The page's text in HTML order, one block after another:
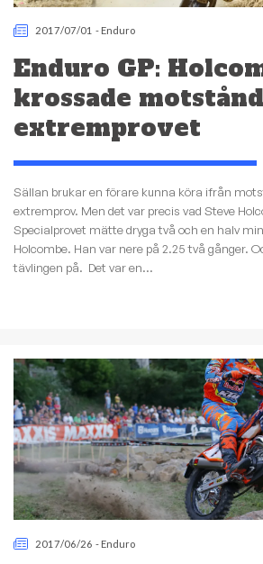
2017/07/01 - Enduro
Enduro GP:
krossade
extremprovet
Sällan brukar en förare kunna köra ifrån
extremprov. Men det var precis vad Steve
Specialprovet mätte dryga två och en halv
Holcombe. Han var nere på 2.25 två gånger.
tävlingen på. Det var en...
2017/06/26 - Enduro